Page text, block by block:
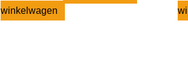
winkelwagen